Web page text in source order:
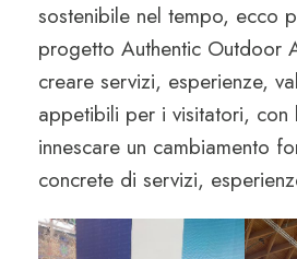
sostenibile nel tempo, ecco
progetto Authentic Outdoor
creare servizi, esperienze,
appetibili per i visitatori, con
innescare un cambiamento
concrete di servizi,